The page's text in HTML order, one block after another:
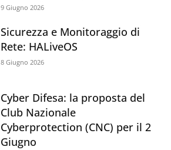
9 Giugno 2026
Sicurezza e Monitoraggio di
Rete: HALiveOS
8 Giugno 2026
Cyber Difesa: la proposta del
Club Nazionale
Cyberprotection (CNC) per il 2
Giugno